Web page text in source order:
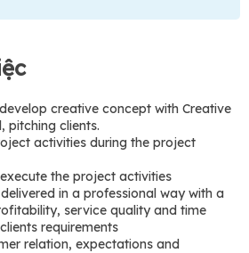
creative concept with Creative
pitching clients.
activities during the project
the project activities
in a professional way with a
service quality and time
requirements
relation, expectations and